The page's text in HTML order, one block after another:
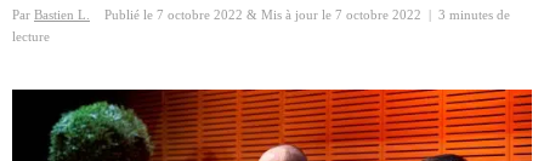
Par Bastien L. Publié le 7 octobre 2022 & Mis à jour le 7 octobre 2022
3 minutes de
lecture